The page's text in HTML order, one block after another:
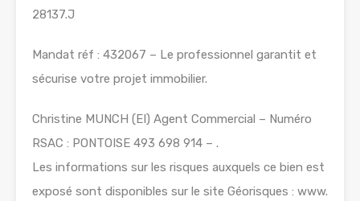
28137.J
Mandat réf : 432067 – Le professionnel garantit et
sécurise votre projet immobilier.
Christine MUNCH (EI) Agent Commercial – Numéro
RSAC : PONTOISE 493 698 914 – .
Les informations sur les risques auxquels ce bien est
exposé sont disponibles sur le site Géorisques : www.